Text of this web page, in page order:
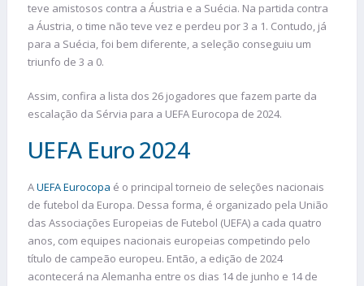
teve amistosos contra a Áustria e a Suécia. Na partida contra
a Áustria, o time não teve vez e perdeu por 3 a 1. Contudo, já
para a Suécia, foi bem diferente, a seleção conseguiu um
triunfo de 3 a 0.
Assim, confira a lista dos 26 jogadores que fazem parte da
escalação da Sérvia para a UEFA Eurocopa de 2024.
UEFA Euro 2024
AUEFA Eurocopa é o principal torneio de seleções nacionais
de futebol da Europa. Dessa forma, é organizado pela União
das Associações Europeias de Futebol (UEFA) a cada quatro
anos, com equipes nacionais europeias competindo pelo
título de campeão europeu. Então, a edição de 2024
acontecerá na Alemanha entre os dias 14 de junho e 14 de